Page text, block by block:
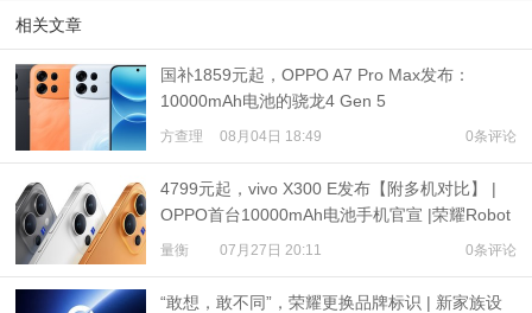
相关文章
国补1859元起，OPPO A7 Pro Max发布：
10000mAh电池的骁龙4 Gen 5
方查理 08月04日 18:49 0条评论
4799元起，vivo X300 E发布【附多机对比】 |
OPPO首台10000mAh电池手机官宣 |荣耀Robot
Phone定档
量衡 07月27日 20:11 0条评论
“敢想，敢不同”，荣耀更换品牌标识 | 新家族设